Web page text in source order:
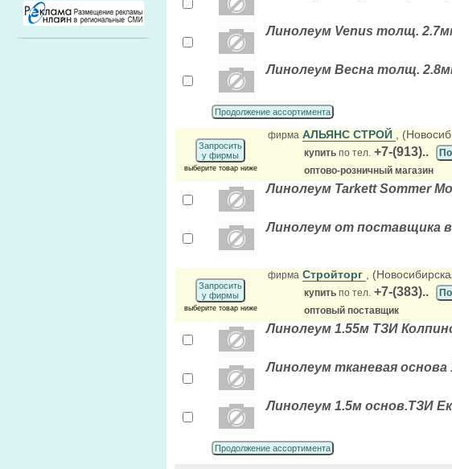
Линолеум Venus толщ.
Линолеум Весна толщ.
Продолжение ассортимента
Запросить
у фирмы
выберите товар ниже
фирма АЛЬЯНС СТРОЙ ,
купить по тел. +7-(913)..
оптово-розничный магазин
Линолеум Tarkett Sommer
Линолеум от поставщика
Запросить
у фирмы
выберите товар ниже
фирма Стройторг ,
купить по тел. +7-(383)..
оптовый поставщик
Линолеум 1.55м ТЗИ
Линолеум тканевая основа
Линолеум 1.5м основ.ТЗИ
Продолжение ассортимента